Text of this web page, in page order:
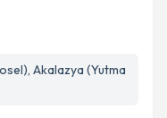
Akalazya (Yutma